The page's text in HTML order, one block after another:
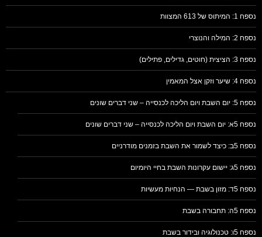
נספח 1: המיתוס של 613 המצוות
נספח 2: המילה והנוצרי
נספח 3: הציצית (חוטים, גדילים, פתילים)
נספח 4: שיער וזקן אצל המאמין
נספח 5: יום השבת ויום הליכה לכנסייה – שני דברים שונים
נספח 5א: יום השבת ויום הליכה לכנסייה – שני דברים שונים
נספח 5ב: כיצד לשמור את השבת בזמנים מודרניים
נספח 5ג: יישום עקרונות השבת בחיי היומיום
נספח 5ד: מזון בשבת — הנחיות מעשיות
נספח 5ה: תחבורה בשבת
נספח 5ו: טכנולוגיה ובידור בשבת